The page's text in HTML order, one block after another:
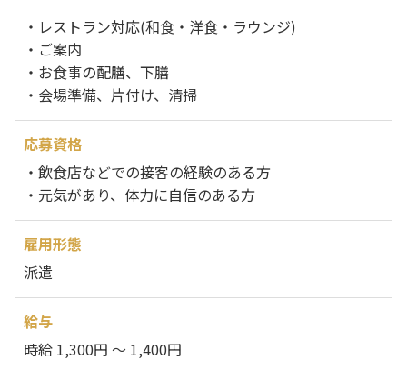
・レストラン対応(和食・洋食・ラウンジ)
・ご案内
・お食事の配膳、下膳
・会場準備、片付け、清掃
応募資格
・飲食店などでの接客の経験のある方
・元気があり、体力に自信のある方
雇用形態
派遣
給与
時給 1,300円 ～ 1,400円